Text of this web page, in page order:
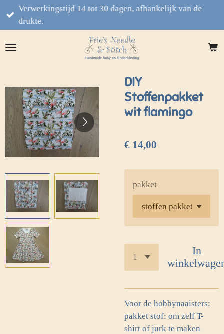
Ga
direct
de
Verwerkingstijd 14 tot 30 dagen, afhankelijk van de
drukte.
DIY
Stoffenpakket
wit flamingo
€ 14,00
pakket
In
Voor de hobbynaaisters:
pakket stof: om zelf T-
shirt of jurk te maken